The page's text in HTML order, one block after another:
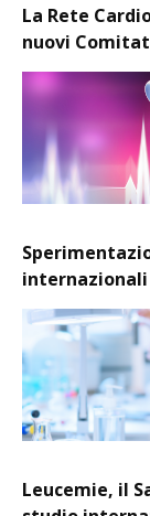
La Rete
nuovi
Leucemie, il